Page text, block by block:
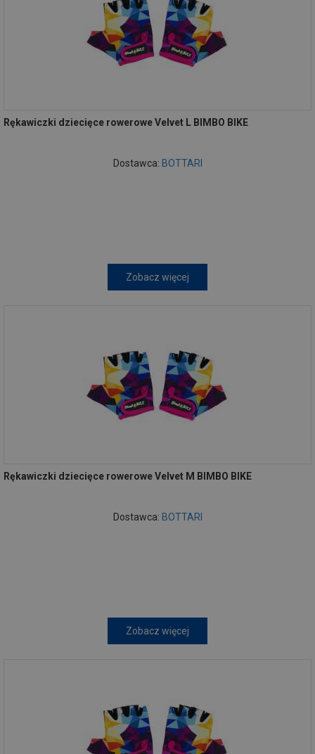
Rękawiczki dziecięce rowerowe Velvet L BIMBO BIKE
Dostawca: BOTTARI
Zobacz więcej
Rękawiczki dziecięce rowerowe Velvet M BIMBO BIKE
Dostawca: BOTTARI
Zobacz więcej